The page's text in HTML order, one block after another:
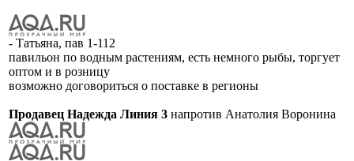
- Татьяна, пав 1-112
павильон по водным растениям, есть немного рыбы, торгует
оптом и в розницу
возможно договориться о поставке в регионы
Продавец Надежда Линия 3 напротив Анатолия Воронина